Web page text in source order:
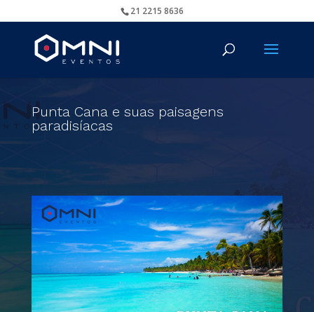
21 2215 8636
Punta Cana e suas paisagens
paradisíacas